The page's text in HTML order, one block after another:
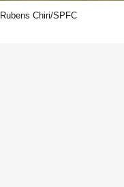
Rubens Chiri/SPFC